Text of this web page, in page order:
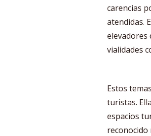
carencias
atendidas.
elevadores
vialidades
Estos
turistas.
espacios
reconocido